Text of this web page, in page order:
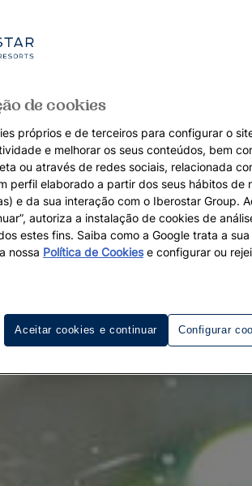
de cookies
próprios e de terceiros para configurar o
e melhorar os seus conteúdos, bem
ou através de redes sociais, relacionada
perfil elaborado a partir dos seus hábitos de
e da sua interação com o Iberostar Group.
autoriza a instalação de cookies de
estes fins. Saiba como a Google trata a
nossa Política de Cookiese configurar ou
Configurar
Aceitar cookies e continuar